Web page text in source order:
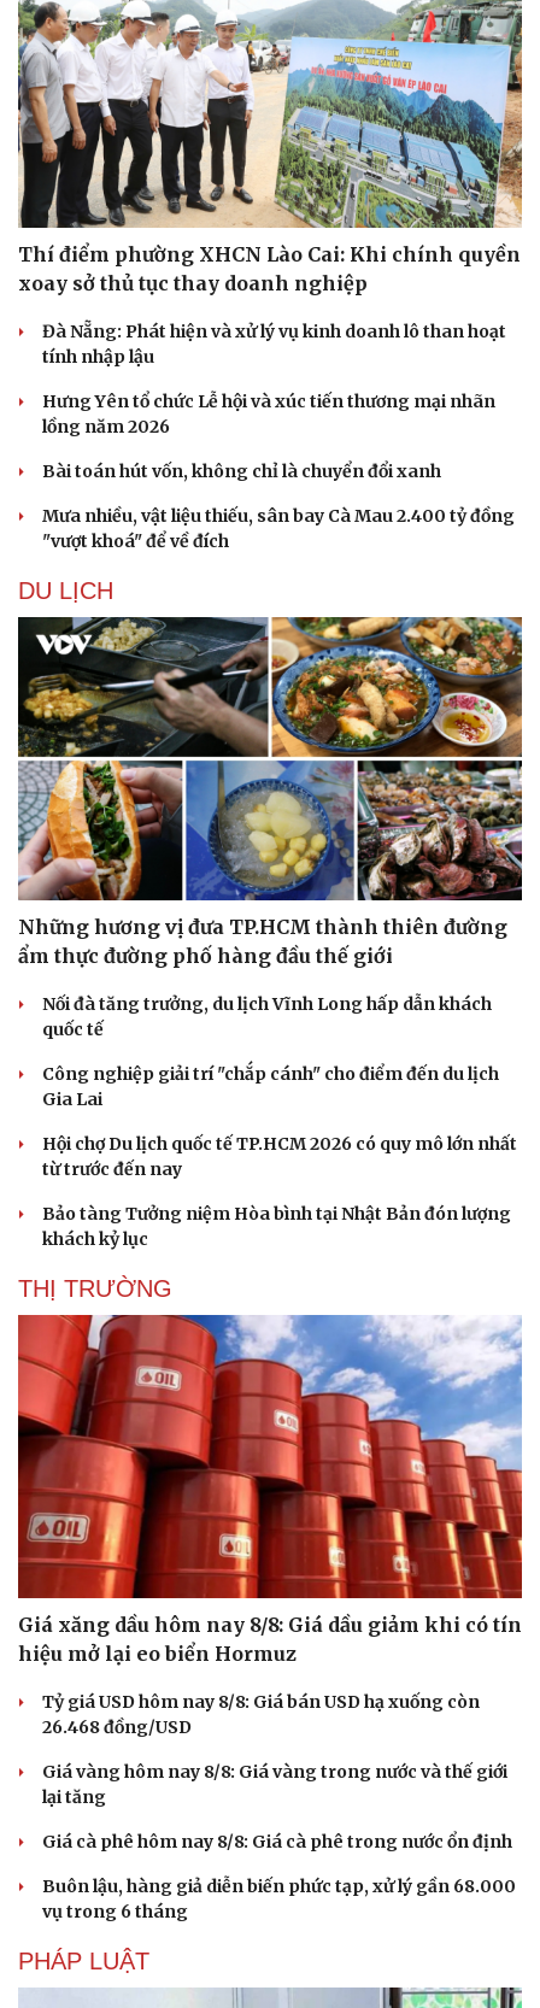
Văn hóa
Sân khấu - Điện ảnh
Văn học
Âm nhạc
Di sản
Nghệ sĩ
Thời trang
Sao Việt
Thí điểm phường XHCN Lào Cai: Khi chính quyền
xoay sở thủ tục thay doanh nghiệp
Đà Nẵng: Phát hiện và xử lý vụ kinh doanh lô than hoạt
tính nhập lậu
Hưng Yên tổ chức Lễ hội và xúc tiến thương mại nhãn
lồng năm 2026
Bài toán hút vốn, không chỉ là chuyển đổi xanh
Mưa nhiều, vật liệu thiếu, sân bay Cà Mau 2.400 tỷ đồng
"vượt khoá" để về đích
DU LỊCH
Những hương vị đưa TP.HCM thành thiên đường
ẩm thực đường phố hàng đầu thế giới
Nối đà tăng trưởng, du lịch Vĩnh Long hấp dẫn khách
quốc tế
Công nghiệp giải trí "chắp cánh" cho điểm đến du lịch
Gia Lai
Hội chợ Du lịch quốc tế TP.HCM 2026 có quy mô lớn nhất
từ trước đến nay
Bảo tàng Tưởng niệm Hòa bình tại Nhật Bản đón lượng
khách kỷ lục
THỊ TRƯỜNG
Giá xăng dầu hôm nay 8/8: Giá dầu giảm khi có tín
hiệu mở lại eo biển Hormuz
Tỷ giá USD hôm nay 8/8: Giá bán USD hạ xuống còn
26.468 đồng/USD
Giá vàng hôm nay 8/8: Giá vàng trong nước và thế giới
lại tăng
Giá cà phê hôm nay 8/8: Giá cà phê trong nước ổn định
Buôn lậu, hàng giả diễn biến phức tạp, xử lý gần 68.000
vụ trong 6 tháng
PHÁP LUẬT